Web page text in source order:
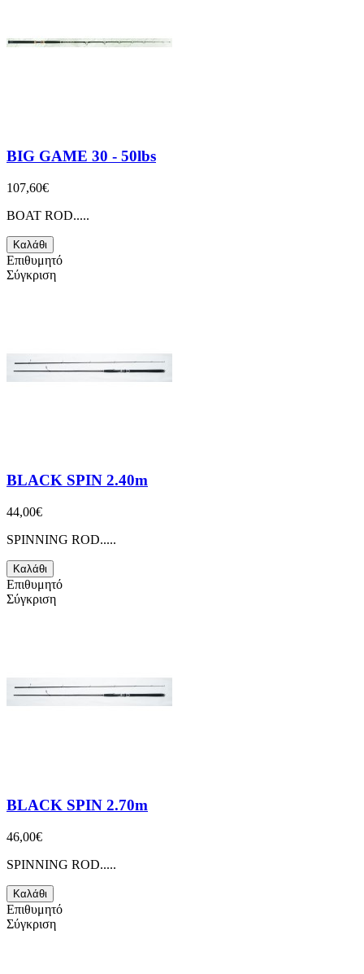
BIG GAME 30 - 50lbs
107,60€
BOAT ROD.....
Καλάθι
Επιθυμητό
Σύγκριση
BLACK SPIN 2.40m
44,00€
SPINNING ROD.....
Καλάθι
Επιθυμητό
Σύγκριση
BLACK SPIN 2.70m
46,00€
SPINNING ROD.....
Καλάθι
Επιθυμητό
Σύγκριση